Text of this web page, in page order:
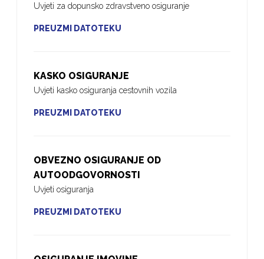
Uvjeti za dopunsko zdravstveno osiguranje
PREUZMI DATOTEKU
KASKO OSIGURANJE
Uvjeti kasko osiguranja cestovnih vozila
PREUZMI DATOTEKU
OBVEZNO OSIGURANJE OD
AUTOODGOVORNOSTI
Uvjeti osiguranja
PREUZMI DATOTEKU